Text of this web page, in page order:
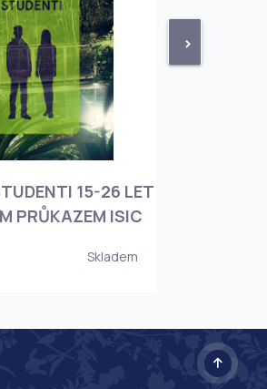
>
15-26 LET
PRŮKAZEM ISIC
Skladem